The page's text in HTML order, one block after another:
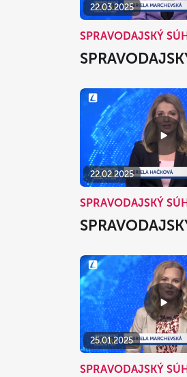
22.03.2025
SPRAVODAJSKÝ
22.02.2025
SPRAVODAJSKÝ
25.01.2025
SPRAVODAJSKÝ